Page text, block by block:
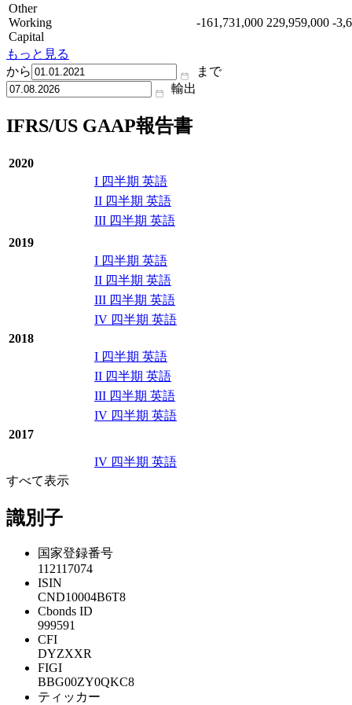
Other
Working
Capital
-161,731,000 229,959,000 -
もっと見る
から
まで
輸出
IFRS/US GAAP報告書
2020
I 四半期 英語
II 四半期 英語
III 四半期 英語
2019
I 四半期 英語
II 四半期 英語
III 四半期 英語
IV 四半期 英語
2018
I 四半期 英語
II 四半期 英語
III 四半期 英語
IV 四半期 英語
2017
IV 四半期 英語
すべて表示
識別子
国家登録番号
112117074
ISIN
CND10004B6T8
Cbonds ID
999591
CFI
DYZXXR
FIGI
BBG00ZY0QKC8
ティッカー